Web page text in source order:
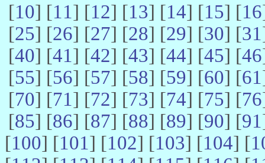
[10] [11] [12] [13] [14] [15] [16
[25] [26] [27] [28] [29] [30] [31
[40] [41] [42] [43] [44] [45] [46
[55] [56] [57] [58] [59] [60] [61
[70] [71] [72] [73] [74] [75] [76
[85] [86] [87] [88] [89] [90] [91
[100] [101] [102] [103] [104] [